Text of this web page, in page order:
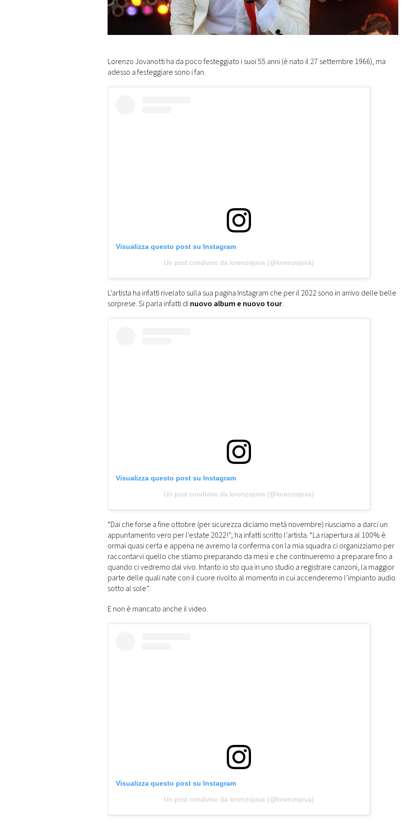
DI
MONACO
Lorenzo Jovanotti ha da poco festeggiato i suoi 55 anni (è nato il 27 settembre 1966), ma
adesso a festeggiare sono i fan.
Visualizza questo post su Instagram
Un post condiviso da lorenzojova (@lorenzojova)
L’artista ha infatti rivelato sulla sua pagina Instagram che per il 2022 sono in arrivo delle belle
sorprese. Si parla infatti dinuovo album e nuovo tour.
Visualizza questo post su Instagram
Un post condiviso da lorenzojova (@lorenzojova)
“Dai che forse a fine ottobre (per sicurezza diciamo metà novembre) riusciamo a darci un
appuntamento vero per l’estate 2022!”; ha infatti scritto l’artista. “La riapertura al 100% è
ormai quasi certa e appena ne avremo la conferma con la mia squadra ci organizziamo per
raccontarvi quello che stiamo preparando da mesi e che continueremo a preparare fino a
quando ci vedremo dal vivo. Intanto io sto qua in uno studio a registrare canzoni, la maggior
parte delle quali nate con il cuore rivolto al momento in cui accenderemo l’impianto audio
sotto al sole”.
E non è mancato anche il video.
Visualizza questo post su Instagram
Un post condiviso da lorenzojova (@lorenzojova)